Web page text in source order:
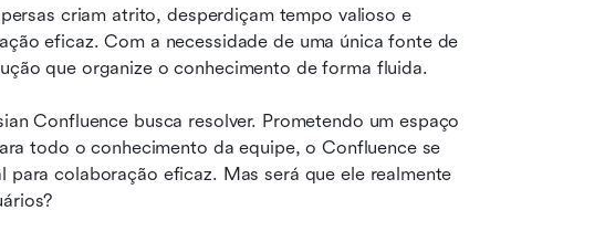
criam atrito, desperdiçam tempo valioso e
eficaz. Com a necessidade de uma única fonte de
que organize o conhecimento de forma fluida.
Confluence busca resolver. Prometendo um espaço
todo o conhecimento da equipe, o Confluence se
para colaboração eficaz. Mas será que ele realmente